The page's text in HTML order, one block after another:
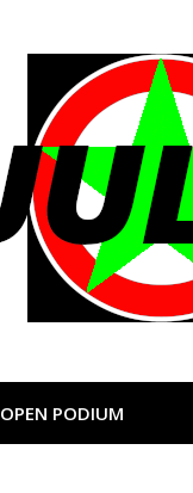
OPEN PODIUM